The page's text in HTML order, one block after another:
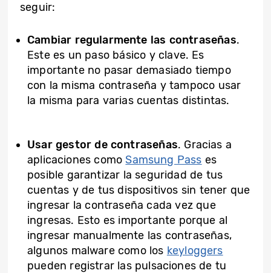
seguir:
Cambiar regularmente las contraseñas.
Este es un paso básico y clave. Es
importante no pasar demasiado tiempo
con la misma contraseña y tampoco usar
la misma para varias cuentas distintas.
Usar gestor de contraseñas. Gracias a
aplicaciones como Samsung Pass es
posible garantizar la seguridad de tus
cuentas y de tus dispositivos sin tener que
ingresar la contraseña cada vez que
ingresas. Esto es importante porque al
ingresar manualmente las contraseñas,
algunos malware como los keyloggers
pueden registrar las pulsaciones de tu